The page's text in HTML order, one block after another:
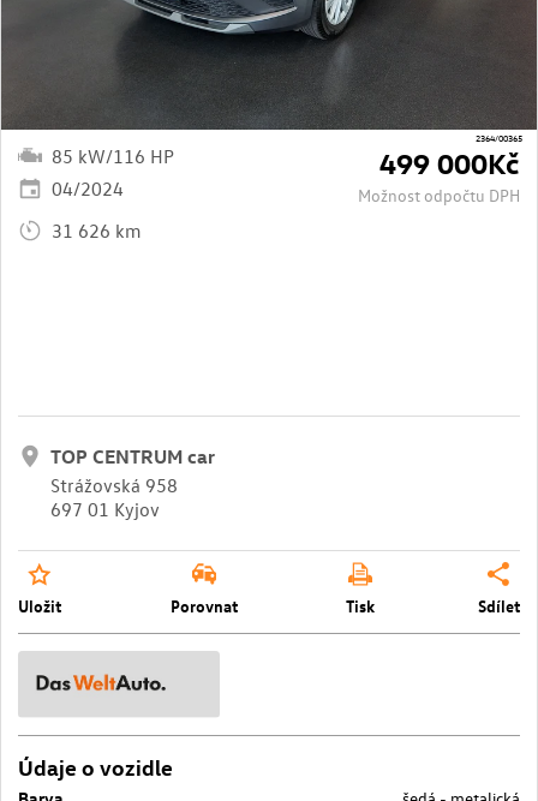
2364/00365
85 kW/116 HP
04/2024
31 626 km
499 000Kč
Možnost odpočtu DPH
TOP CENTRUM car
Strážovská 958
697 01 Kyjov
Uložit Porovnat Tisk Sdílet
Údaje o vozidle